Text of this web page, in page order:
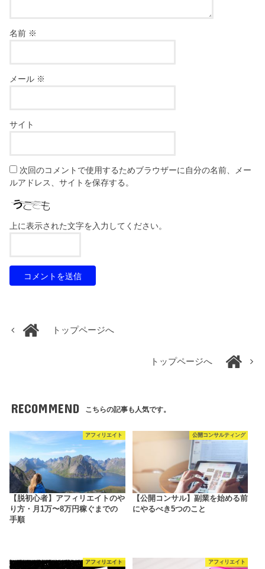
名前 ※
メール ※
サイト
次回のコメントで使用するためブラウザーに自分の名前、メー
ルアドレス、サイトを保存する。
上に表示された文字を入力してください。
トップページへ
トップページへ
RECOMMEND こちらの記事も人気です。
アフィリエイト
【脱初心者】アフィリエイトのや
り方・月1万〜8万円稼ぐまでの
手順
公開コンサルティング
【公開コンサル】副業を始める前
にやるべき5つのこと
アフィリエイト アフィリエイト